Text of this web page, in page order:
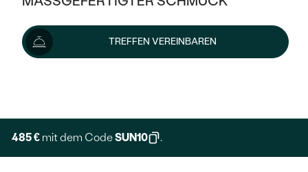
KLASSISCH
MEMOIRE
MIT MEHREREN DIAMANTEN
HALO
VINTAGE
IM SET
AUSVERKAUF
WENN SCHMUCK HILFT
OHRRINGE
PLATIN
OHRSTECKER
GOLD
SILBER
NACH STYL
AUSVERKAUF
SILBER
TREFFEN VEREINBAREN
539 €
Wir liefern den Schmuck innerhalb von 3 - 4 Wochen.
Lieferoptionen
485 € mit dem CodeSUN10 .